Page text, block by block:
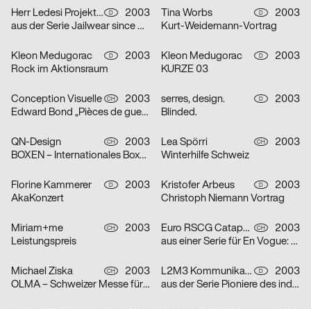
Herr Ledesi Projekt- und Werbeagentur D
2003
aus der Serie Jailwear since 1898: HAEFTLING Tasche
Tina Worbs D
2003
Kurt-Weidemann-Vortrag
Kleon Medugorac D
2003
Rock im Aktionsraum
Kleon Medugorac D
2003
KURZE 03
Conception Visuelle CH
2003
Edward Bond „Pièces de guerre I-II“
serres, design. D
2003
Blinded.
QN-Design CH
2003
BOXEN – Internationales Boxmeeting
Lea Spörri CH
2003
Winterhilfe Schweiz
Florine Kammerer D
2003
AkaKonzert
Kristofer Arbeus D
2003
Christoph Niemann Vortrag
Miriam+me CH
2003
Leistungspreis
Euro RSCG Catapult AG Switzerland CH
2003
aus einer Serie für En Vogue: Fisch
Michael Ziska CH
2003
OLMA – Schweizer Messe für Land- und Milchwirtschaft 2003
L2M3 Kommunikationsdesign D
2003
aus der Serie Pioniere des industriellen Designs am Bodensee: Champs